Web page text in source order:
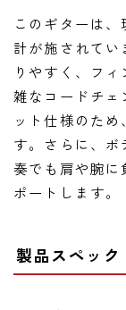
このギターは
計が施されて
りやすく、フ
雑なコードチ
ット仕様のた
す。さらに、
奏でも肩や腕に
ポートします。
製品スペック